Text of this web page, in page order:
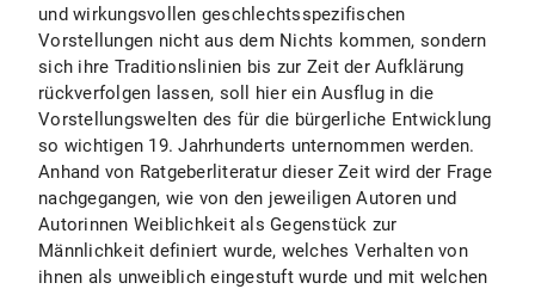
und wirkungsvollen geschlechtsspezifischen
Vorstellungen nicht aus dem Nichts kommen, sondern
sich ihre Traditionslinien bis zur Zeit der Aufklärung
rückverfolgen lassen, soll hier ein Ausflug in die
Vorstellungswelten des für die bürgerliche Entwicklung
so wichtigen 19. Jahrhunderts unternommen werden.
Anhand von Ratgeberliteratur dieser Zeit wird der Frage
nachgegangen, wie von den jeweiligen Autoren und
Autorinnen Weiblichkeit als Gegenstück zur
Männlichkeit definiert wurde, welches Verhalten von
ihnen als unweiblich eingestuft wurde und mit welchen